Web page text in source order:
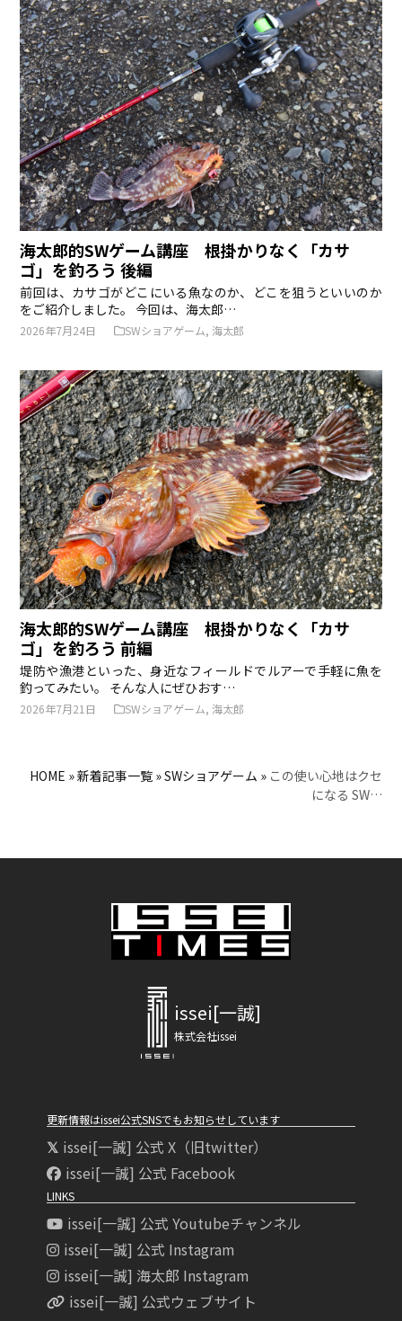
海太郎的SWゲーム講座 根掛かりなく「カサ
ゴ」を釣ろう 後編
前回は、カサゴがどこにいる魚なのか、どこを狙うといいのか
をご紹介しました。 今回は、海太郎…
2026年7月24日 SWショアゲーム,海太郎
海太郎的SWゲーム講座 根掛かりなく「カサ
ゴ」を釣ろう 前編
堤防や漁港といった、身近なフィールドでルアーで手軽に魚を
釣ってみたい。 そんな人にぜひおす…
2026年7月21日 SWショアゲーム,海太郎
HOME »新着記事一覧»SWショアゲーム » この使い心地はクセ
になる SW…
issei[一誠]
株式会社issei
更新情報はissei公式SNSでもお知らせしています
issei[一誠] 公式 X（旧twitter）
issei[一誠] 公式 Facebook
LINKS
issei[一誠] 公式 Youtubeチャンネル
issei[一誠] 公式 Instagram
issei[一誠] 海太郎 Instagram
issei[一誠] 公式ウェブサイト